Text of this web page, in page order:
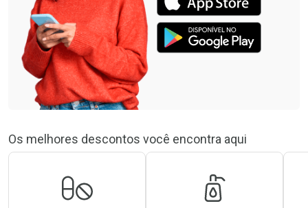
Os melhores descontos você encontra aqui